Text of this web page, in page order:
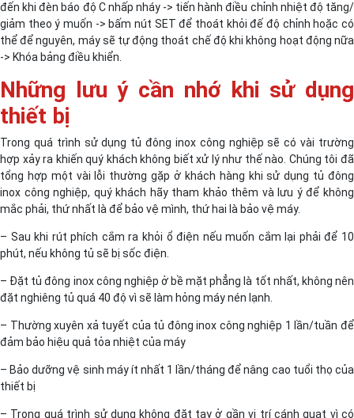
đến khi đèn báo độ C nhấp nháy -> tiến hành điều chỉnh nhiệt độ tăng/
giảm theo ý muốn -> bấm nút SET để thoát khỏi đế độ chỉnh hoặc có
thể để nguyên, máy sẽ tự động thoát chế độ khi không hoạt động nữa
-> Khóa bảng điều khiển.
Những lưu ý cần nhớ khi sử dụng
thiết bị
Trong quá trình sử dụng tủ đông inox công nghiệp sẽ có vài trường
hợp xảy ra khiến quý khách không biết xử lý như thế nào. Chúng tôi đã
tổng hợp một vài lỗi thường gặp ở khách hàng khi sử dụng tủ đông
inox công nghiệp, quý khách hãy tham khảo thêm và lưu ý để không
mắc phải, thứ nhất là để bảo vệ mình, thứ hai là bảo vệ máy.
– Sau khi rút phích cắm ra khỏi ổ điện nếu muốn cắm lại phải để 10
phút, nếu không tủ sẽ bị sốc điện.
– Đặt tủ đông inox công nghiệp ở bề mặt phẳng là tốt nhất, không nên
đặt nghiêng tủ quá 40 độ vì sẽ làm hỏng máy nén lạnh.
– Thường xuyên xả tuyết của tủ đông inox công nghiệp 1 lần/tuần để
đảm bảo hiệu quả tỏa nhiệt của máy
– Bảo dưỡng vệ sinh máy ít nhất 1 lần/tháng để nâng cao tuổi thọ của
thiết bị
– Trong quá trình sử dụng không đặt tay ở gần vị trí cánh quạt vì có